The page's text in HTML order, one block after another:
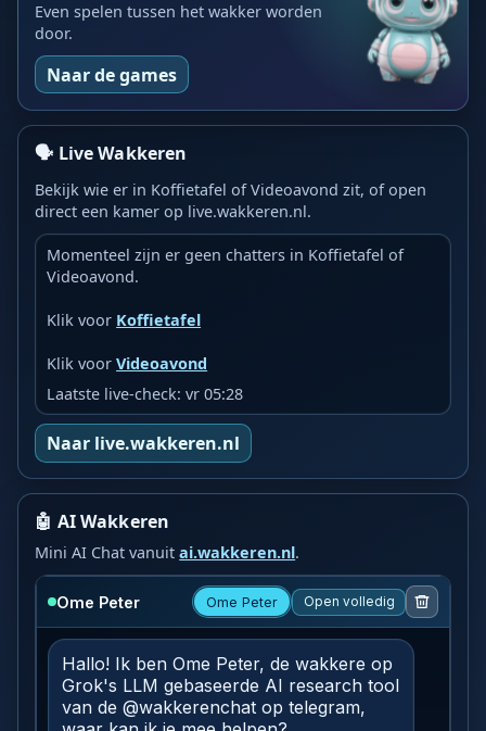
Even spelen tussen het wakker worden
door.
Naar de games
🗣️ Live Wakkeren
Bekijk wie er in Koffietafel of Videoavond zit, of open
direct een kamer op live.wakkeren.nl.
Momenteel zijn er geen chatters in Koffietafel of
Videoavond.
Klik voor Koffietafel
Klik voorVideoavond
Laatste live-check: vr 05:28
Naar live.wakkeren.nl
🤖 AI Wakkeren
Mini AI Chat vanuitai.wakkeren.nl.